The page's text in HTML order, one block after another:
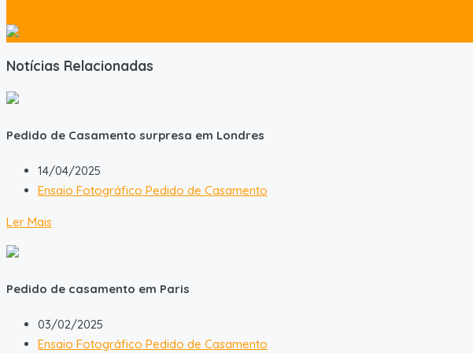
Notícias Relacionadas
Pedido de Casamento surpresa em Londres
14/04/2025
Ensaio Fotográfico Pedido de Casamento
Ler Mais
Pedido de casamento em Paris
03/02/2025
Ensaio Fotográfico Pedido de Casamento